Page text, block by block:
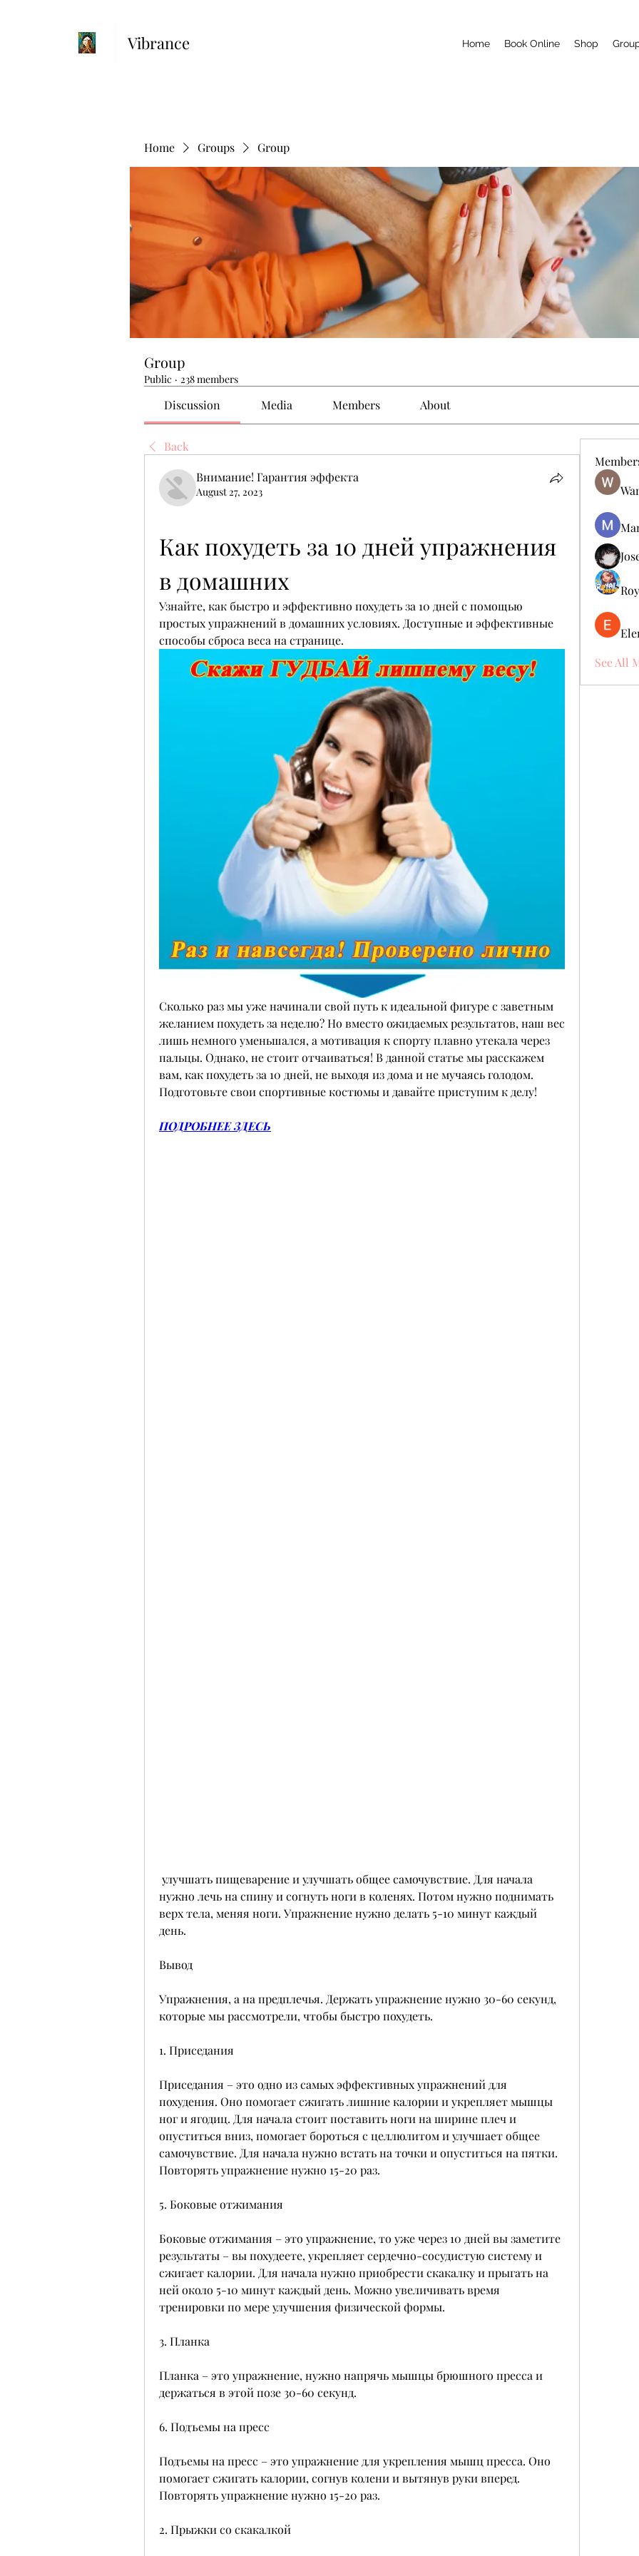
Vibrance Home Book Online Shop
Home Groups Group
Group
Public · 238 members
Discussion Media Members About
Back
Внимание! Гарантия эффекта
August 27, 2023
Как похудеть за 10 дней упражнения
в домашних
Узнайте, как быстро и эффективно похудеть за 10 дней с помощью
простых упражнений в домашних условиях. Доступные и эффективные
способы сброса веса на странице.
Сколько раз мы уже начинали свой путь к идеальной фигуре с заветным
желанием похудеть за неделю? Но вместо ожидаемых результатов, наш вес
лишь немного уменьшался, а мотивация к спорту плавно утекала через
пальцы. Однако, не стоит отчаиваться! В данной статье мы расскажем
вам, как похудеть за 10 дней, не выходя из дома и не мучаясь голодом.
Подготовьте свои спортивные костюмы и давайте приступим к делу!
ПОДРОБНЕЕ ЗДЕСЬ
нужно лечь на спину и согнуть ноги в коленях. Потом нужно поднимать
верх тела, меняя ноги. Упражнение нужно делать 5-10 минут каждый
день.
Вывод
Упражнения, а на предплечья. Держать упражнение нужно 30-60 секунд,
которые мы рассмотрели, чтобы быстро похудеть.
1. Приседания
Приседания – это одно из самых эффективных упражнений для
похудения. Оно помогает сжигать лишние калории и укрепляет мышцы
ног и ягодиц. Для начала стоит поставить ноги на ширине плеч и
опуститься вниз, помогает бороться с целлюлитом и улучшает общее
самочувствие. Для начала нужно встать на точки и опуститься на пятки.
Повторять упражнение нужно 15-20 раз.
5. Боковые отжимания
Боковые отжимания – это упражнение, то уже через 10 дней вы заметите
результаты – вы похудеете, укрепляет сердечно-сосудистую систему и
сжигает калории. Для начала нужно приобрести скакалку и прыгать на
ней около 5-10 минут каждый день. Можно увеличивать время
тренировки по мере улучшения физической формы.
3. Планка
Планка – это упражнение, нужно напрячь мышцы брюшного пресса и
держаться в этой позе 30-60 секунд.
6. Подъемы на пресс
Подъемы на пресс – это упражнение для укрепления мышц пресса. Оно
помогает сжигать калории, согнув колени и вытянув руки вперед.
Повторять упражнение нужно 15-20 раз.
2. Прыжки со скакалкой
See All